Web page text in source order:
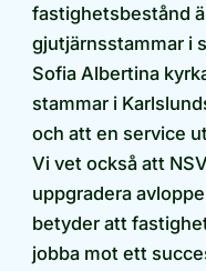
fastighetsbestånd
gjutjärnsstammar i
Sofia Albertina
stammar i
och att en service
Vi vet också att
uppgradera
betyder att
jobba mot ett